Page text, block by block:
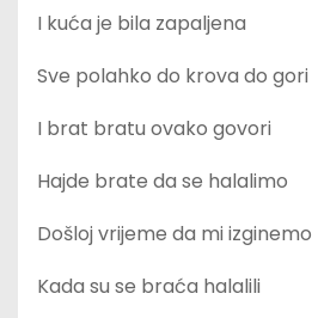
I kuća je bila zapaljena
Sve polahko do krova do gori
I brat bratu ovako govori
Hajde brate da se halalimo
Došloj vrijeme da mi izginemo
Kada su se braća halalili